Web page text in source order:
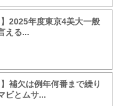
】2025年度東京4美大一般
える...
補欠は例年何番まで繰り
ビとムサ...